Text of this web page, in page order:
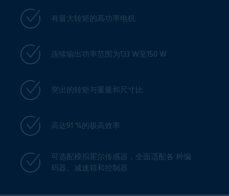
有最大转矩的高功率电机
连续输出功率范围为133 W至150 W
突出的转矩与重量和尺寸比
高达91 %的极高效率
可选配模拟霍尔传感器，全面适配各 种编
码器、减速箱和控制器